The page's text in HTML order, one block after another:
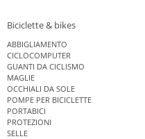
Biciclette & bikes
ABBIGLIAMENTO
CICLOCOMPUTER
GUANTI DA CICLISMO
MAGLIE
OCCHIALI DA SOLE
POMPE PER BICICLETTE
PORTABICI
PROTEZIONI
SELLE